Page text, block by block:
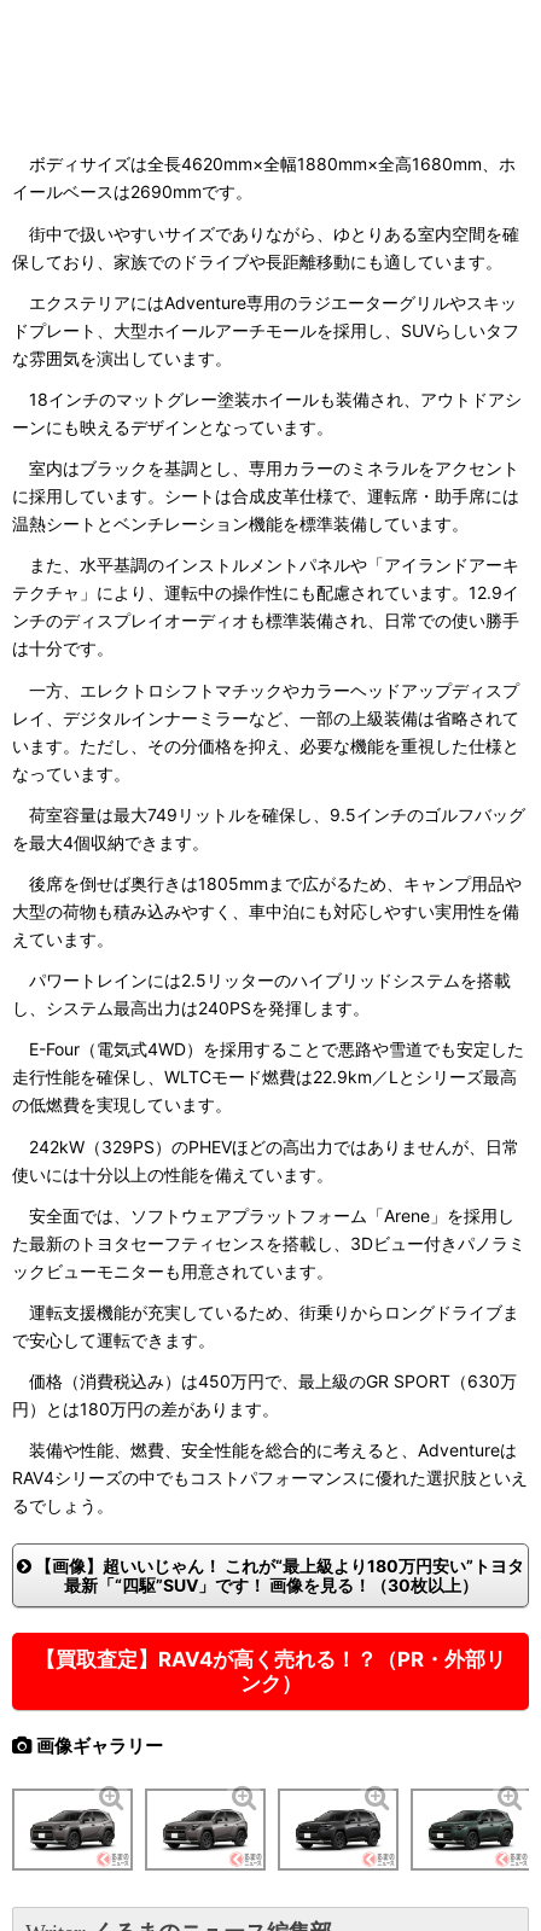
ボディサイズは全長4620mm×全幅1880mm×全高1680mm、ホ
イールベースは2690mmです。
街中で扱いやすいサイズでありながら、ゆとりある室内空間を確
保しており、家族でのドライブや長距離移動にも適しています。
エクステリアにはAdventure専用のラジエーターグリルやスキッ
ドプレート、大型ホイールアーチモールを採用し、SUVらしいタフ
な雰囲気を演出しています。
18インチのマットグレー塗装ホイールも装備され、アウトドアシ
ーンにも映えるデザインとなっています。
室内はブラックを基調とし、専用カラーのミネラルをアクセント
に採用しています。シートは合成皮革仕様で、運転席・助手席には
温熱シートとベンチレーション機能を標準装備しています。
また、水平基調のインストルメントパネルや「アイランドアーキ
テクチャ」により、運転中の操作性にも配慮されています。12.9イ
ンチのディスプレイオーディオも標準装備され、日常での使い勝手
は十分です。
一方、エレクトロシフトマチックやカラーヘッドアップディスプ
レイ、デジタルインナーミラーなど、一部の上級装備は省略されて
います。ただし、その分価格を抑え、必要な機能を重視した仕様と
なっています。
荷室容量は最大749リットルを確保し、9.5インチのゴルフバッグ
を最大4個収納できます。
後席を倒せば奥行きは1805mmまで広がるため、キャンプ用品や
大型の荷物も積み込みやすく、車中泊にも対応しやすい実用性を備
えています。
パワートレインには2.5リッターのハイブリッドシステムを搭載
し、システム最高出力は240PSを発揮します。
E-Four（電気式4WD）を採用することで悪路や雪道でも安定した
走行性能を確保し、WLTCモード燃費は22.9km／Lとシリーズ最高
の低燃費を実現しています。
242kW（329PS）のPHEVほどの高出力ではありませんが、日常
使いには十分以上の性能を備えています。
安全面では、ソフトウェアプラットフォーム「Arene」を採用し
た最新のトヨタセーフティセンスを搭載し、3Dビュー付きパノラミ
ックビューモニターも用意されています。
運転支援機能が充実しているため、街乗りからロングドライブま
で安心して運転できます。
価格（消費税込み）は450万円で、最上級のGR SPORT（630万
円）とは180万円の差があります。
装備や性能、燃費、安全性能を総合的に考えると、Adventureは
RAV4シリーズの中でもコストパフォーマンスに優れた選択肢といえ
るでしょう。
【画像】超いいじゃん！ これが“最上級より180万円安い”トヨタ
最新「“四駆”SUV」です！ 画像を見る！（30枚以上）
【買取査定】RAV4が高く売れる！？（PR・外部リ
ンク）
画像ギャラリー